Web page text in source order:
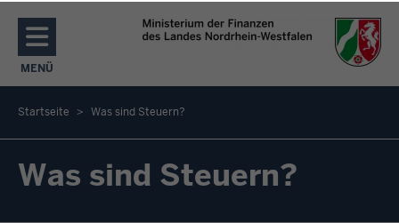
Direkt zum Inhalt
MENÜ
NAVIGATION AKTIVIEREN/DEAKTIVIEREN: MENÜ
Sie
befinden
sich
Startseite Was sind Steuern?
Was sind Steuern?